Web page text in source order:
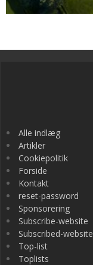
Alle indlæg
Artikler
Cookiepolitik
Forside
Kontakt
reset-password
Sponsorering
Subscribe-website
Subscribed-website
Top-list
Toplists